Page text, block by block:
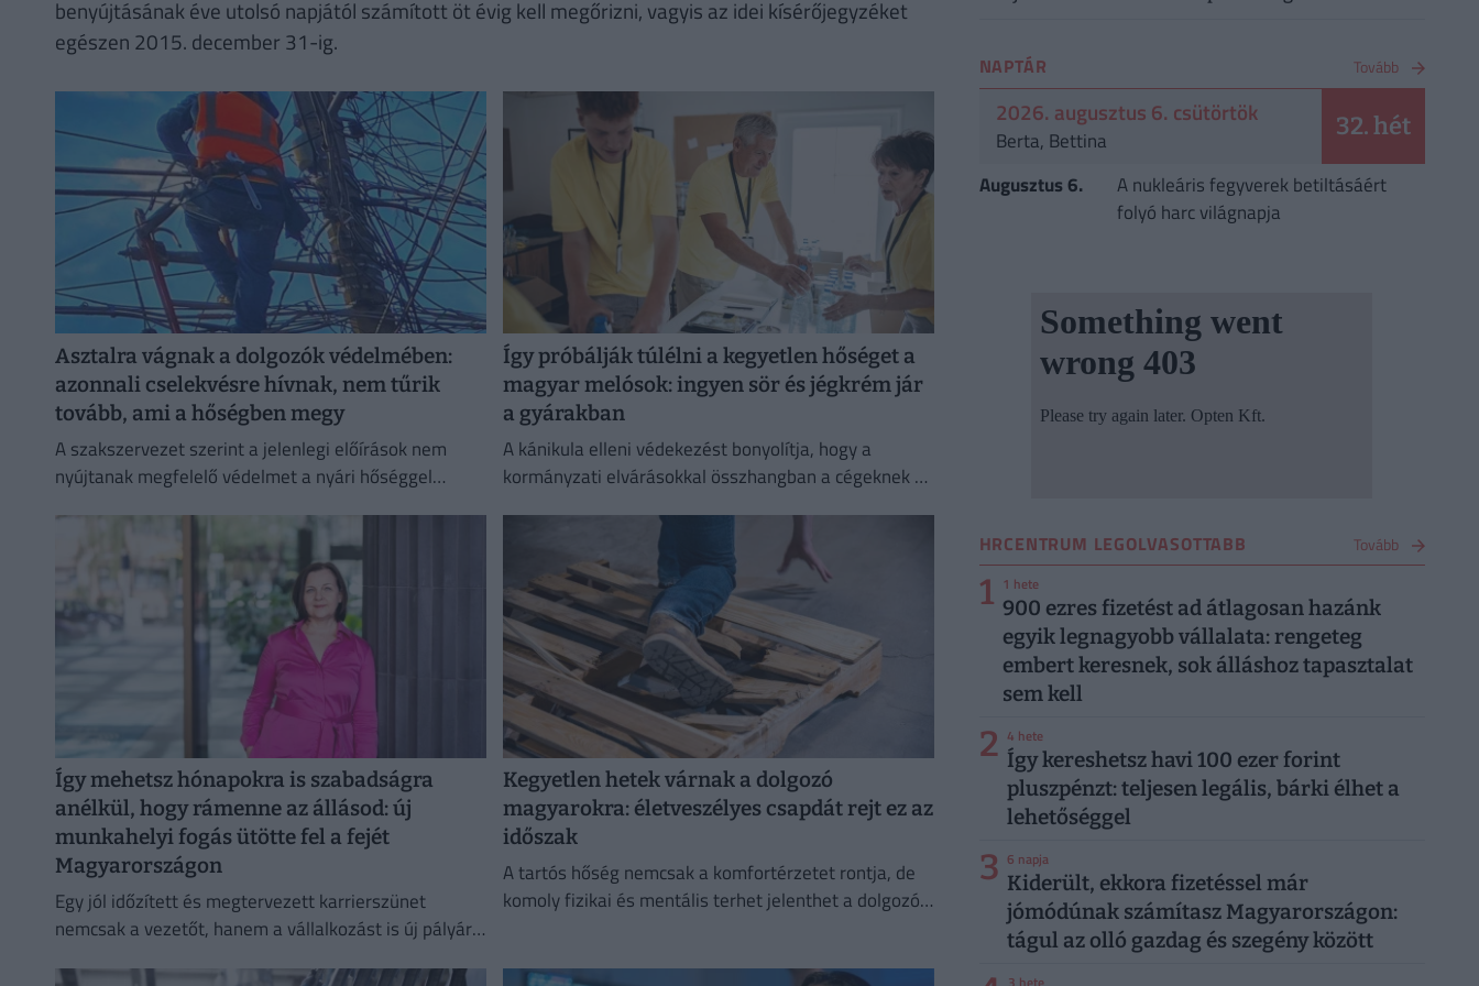
benyújtásának éve utolsó napjától számított öt évig kell megőrizni, vagyis az idei kísérőjegyzéket
egészen 2015. december 31-ig.
Asztalra vágnak a dolgozók védelmében:
azonnali cselekvésre hívnak, nem tűrik
tovább, ami a hőségben megy
A szakszervezet szerint a jelenlegi előírások nem
nyújtanak megfelelő védelmet a nyári hőséggel
Így próbálják túlélni a kegyetlen hőséget a
magyar melósok: ingyen sör és jégkrém jár
a gyárakban
A kánikula elleni védekezést bonyolítja, hogy a
kormányzati elvárásokkal összhangban a cégeknek az
Így mehetsz hónapokra is szabadságra
anélkül, hogy rámenne az állásod: új
munkahelyi fogás ütötte fel a fejét
Magyarországon
Egy jól időzített és megtervezett karrierszünet
nemcsak a vezetőt, hanem a vállalkozást is új pályára
Kegyetlen hetek várnak a dolgozó
magyarokra: életveszélyes csapdát rejt ez az
időszak
A tartós hőség nemcsak a komfortérzetet rontja, de
komoly fizikai és mentális terhet jelenthet a dolgozók
NAPTÁR Tovább
2026. augusztus 6. csütörtök
Berta, Bettina 32. hét
Augusztus 6.
A nukleáris fegyverek betiltásáért
folyó harc világnapja
HRCENTRUM LEGOLVASOTTABB Tovább
1 1 hete
900 ezres fizetést ad átlagosan hazánk
egyik legnagyobb vállalata: rengeteg
embert keresnek, sok álláshoz tapasztalat
sem kell
2 4 hete
Így kereshetsz havi 100 ezer forint
pluszpénzt: teljesen legális, bárki élhet a
lehetőséggel
3 6 napja
Kiderült, ekkora fizetéssel már
jómódúnak számítasz Magyarországon:
tágul az olló gazdag és szegény között